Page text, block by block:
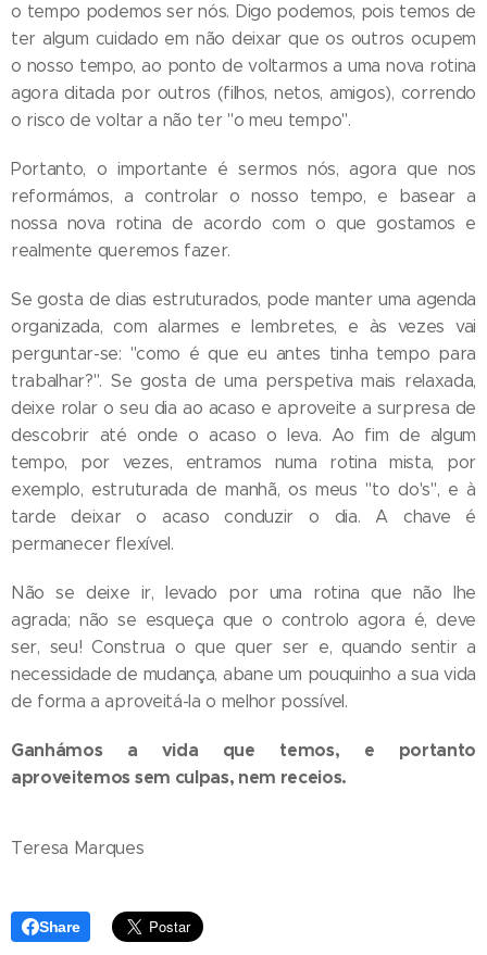
o tempo podemos ser nós. Digo podemos, pois temos de
ter algum cuidado em não deixar que os outros ocupem
o nosso tempo, ao ponto de voltarmos a uma nova rotina
agora ditada por outros (filhos, netos, amigos), correndo
o risco de voltar a não ter "o meu tempo".
Portanto, o importante é sermos nós, agora que nos
reformámos, a controlar o nosso tempo, e basear a
nossa nova rotina de acordo com o que gostamos e
realmente queremos fazer.
Se gosta de dias estruturados, pode manter uma agenda
organizada, com alarmes e lembretes, e às vezes vai
perguntar-se: "como é que eu antes tinha tempo para
trabalhar?". Se gosta de uma perspetiva mais relaxada,
deixe rolar o seu dia ao acaso e aproveite a surpresa de
descobrir até onde o acaso o leva. Ao fim de algum
tempo, por vezes, entramos numa rotina mista, por
exemplo, estruturada de manhã, os meus "to do's", e à
tarde deixar o acaso conduzir o dia. A chave é
permanecer flexível.
Não se deixe ir, levado por uma rotina que não lhe
agrada; não se esqueça que o controlo agora é, deve
ser, seu! Construa o que quer ser e, quando sentir a
necessidade de mudança, abane um pouquinho a sua vida
de forma a aproveitá-la o melhor possível.
Ganhámos a vida que temos, e portanto
aproveitemos sem culpas, nem receios.
Teresa Marques
Share